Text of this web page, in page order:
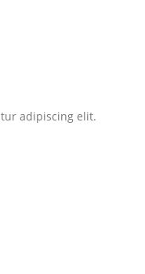
adipiscing elit.